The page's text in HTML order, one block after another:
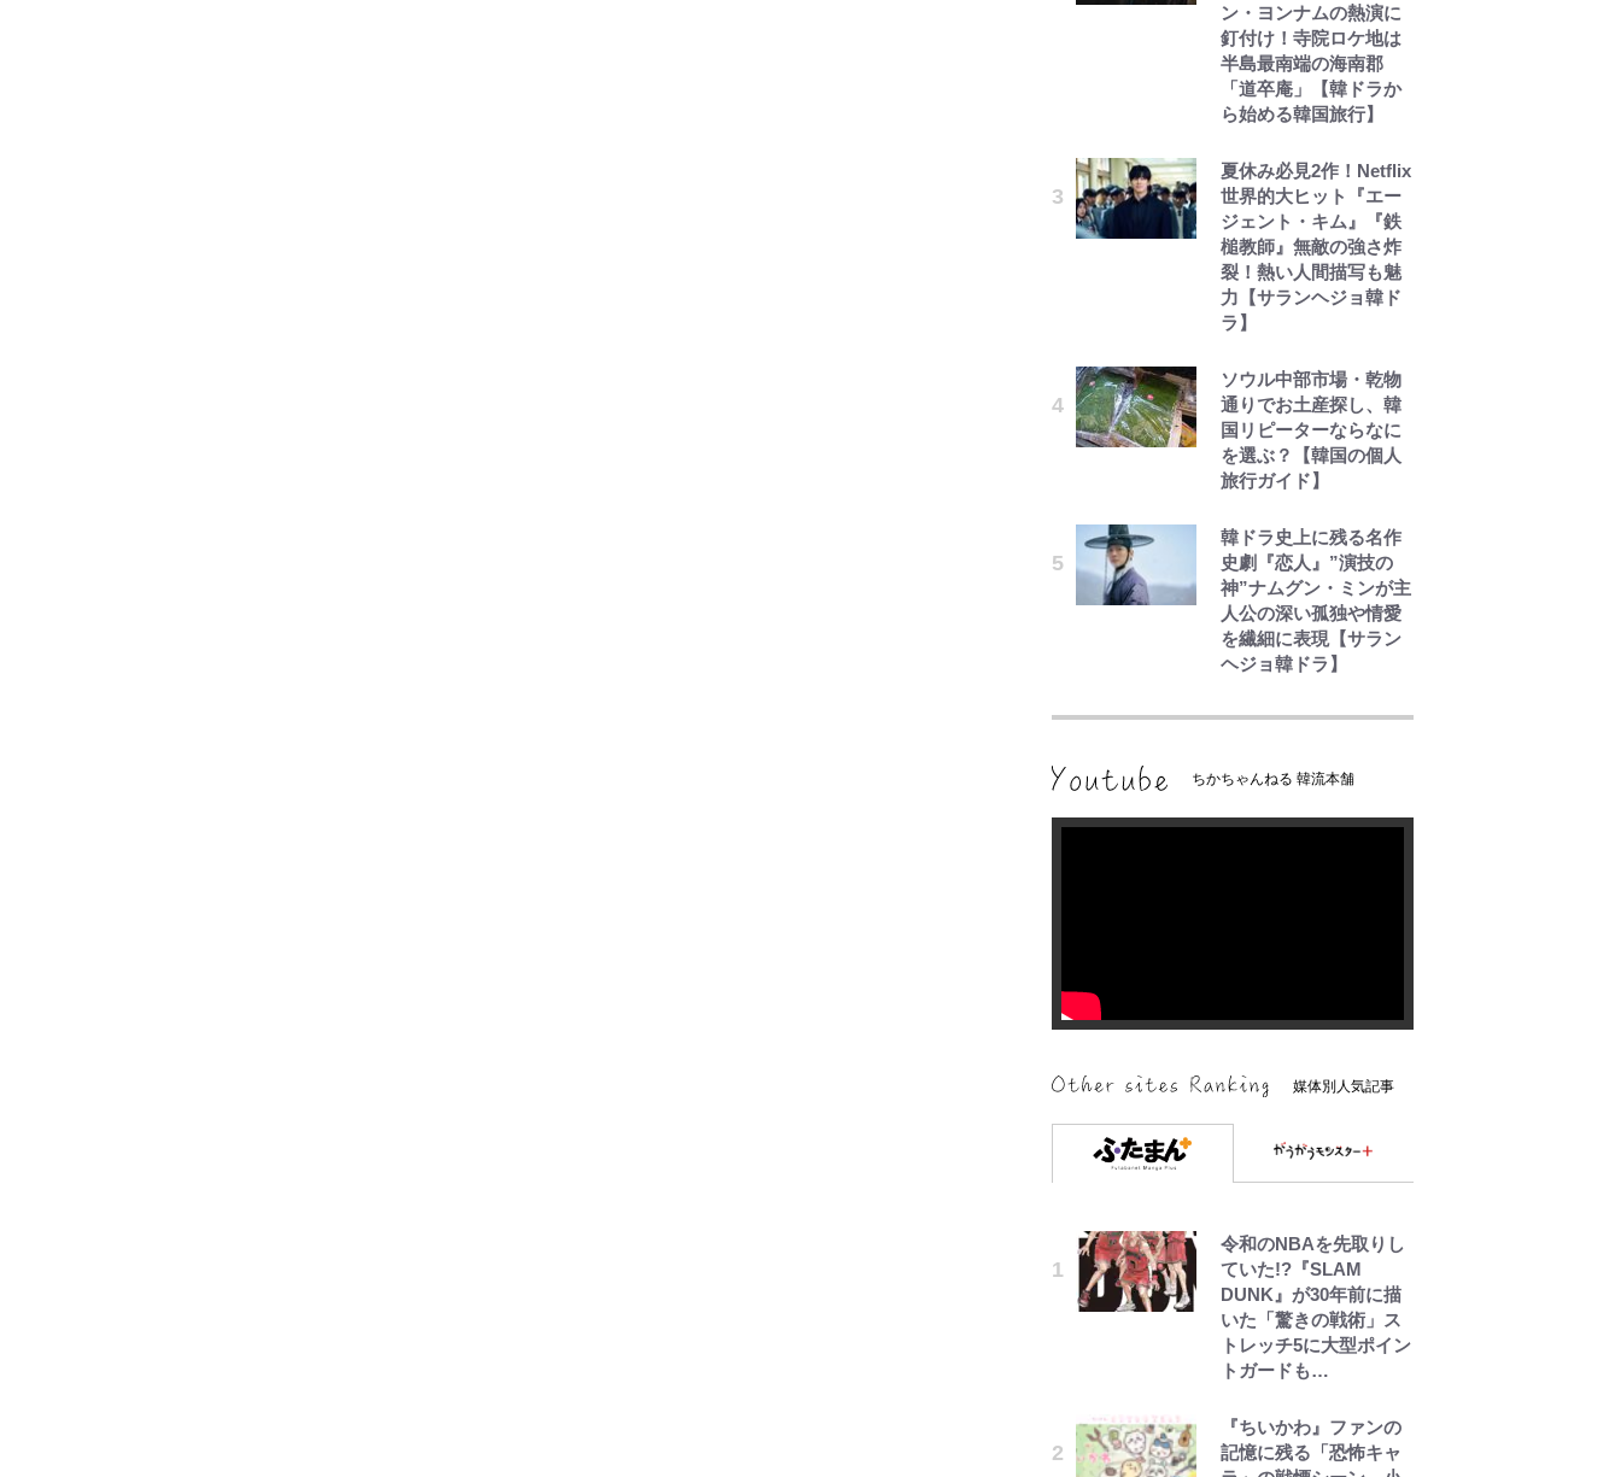
ン・ヨンナムの熱演に
釘付け！寺院ロケ地は
半島最南端の海南郡
「道卒庵」【韓ドラか
ら始める韓国旅行】
夏休み必見2作！Netflix
世界的大ヒット『エー
ジェント・キム』『鉄
槌教師』無敵の強さ炸
裂！熱い人間描写も魅
力【サランヘジョ韓ド
ラ】
ソウル中部市場・乾物
通りでお土産探し、韓
国リピーターならなに
を選ぶ？【韓国の個人
旅行ガイド】
韓ドラ史上に残る名作
史劇『恋人』”演技の
神”ナムグン・ミンが主
人公の深い孤独や情愛
を繊細に表現【サラン
ヘジョ韓ドラ】
ちかちゃんねる 韓流本舗
媒体別人気記事
令和のNBAを先取りし
ていた!?『SLAM
DUNK』が30年前に描
いた「驚きの戦術」ス
トレッチ5に大型ポイン
トガードも…
『ちいかわ』ファンの
記憶に残る「恐怖キャ